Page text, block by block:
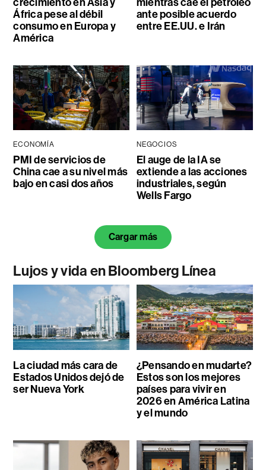
África pese al débil
consumo en Europa y
América
ante posible acuerdo
entre EE.UU. e Irán
ECONOMÍA
PMI de servicios de
China cae a su nivel más
bajo en casi dos años
NEGOCIOS
El auge de la IA se
extiende a las acciones
industriales, según
Wells Fargo
Cargar más
Lujos y vida en Bloomberg Línea
La ciudad más cara de
Estados Unidos dejó de
ser Nueva York
¿Pensando en mudarte?
Estos son los mejores
países para vivir en
2026 en América Latina
y el mundo